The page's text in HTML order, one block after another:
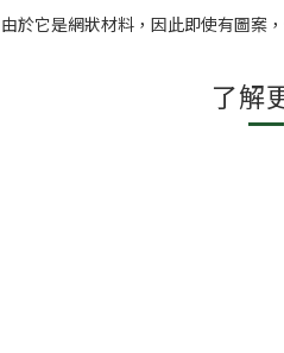
於它是網狀材料，因此即使有圖案
了解